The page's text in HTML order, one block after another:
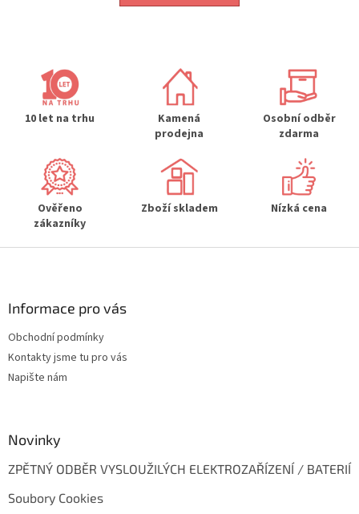
10 let na trhu
Kamená
prodejna
Osobní odběr
zdarma
Ověřeno
zákazníky
Zboží skladem Nízká cena
Informace pro vás
Obchodní podmínky
Kontakty jsme tu pro vás
Napište nám
Novinky
ZPĚTNÝ ODBĚR VYSLOUŽILÝCH ELEKTROZAŘÍZENÍ / BATERIÍ
Soubory Cookies